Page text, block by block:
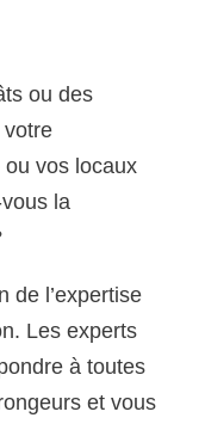
ou des
votre
vos locaux
la
de l’expertise
Les experts
à toutes
et vous